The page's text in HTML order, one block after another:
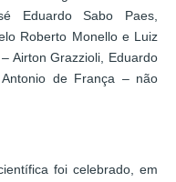
Eduardo Sabo Paes,
Roberto Monello e Luiz
Airton Grazzioli, Eduardo
de França – não
foi celebrado, em